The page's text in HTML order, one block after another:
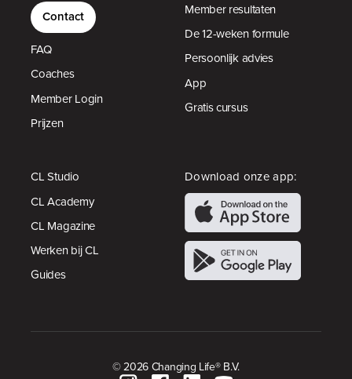
Contact
FAQ
Coaches
Member Login
Prijzen
Member resultaten
De 12-weken formule
Persoonlijk advies
App
Gratis cursus
CL Studio
CL Academy
CL Magazine
Werken bij CL
Guides
Download onze app:
© 2026 Changing Life® B.V.